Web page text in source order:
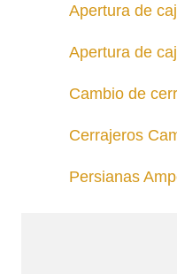
Apertura de
Apertura de
Cambio de
Cerrajeros
Persianas